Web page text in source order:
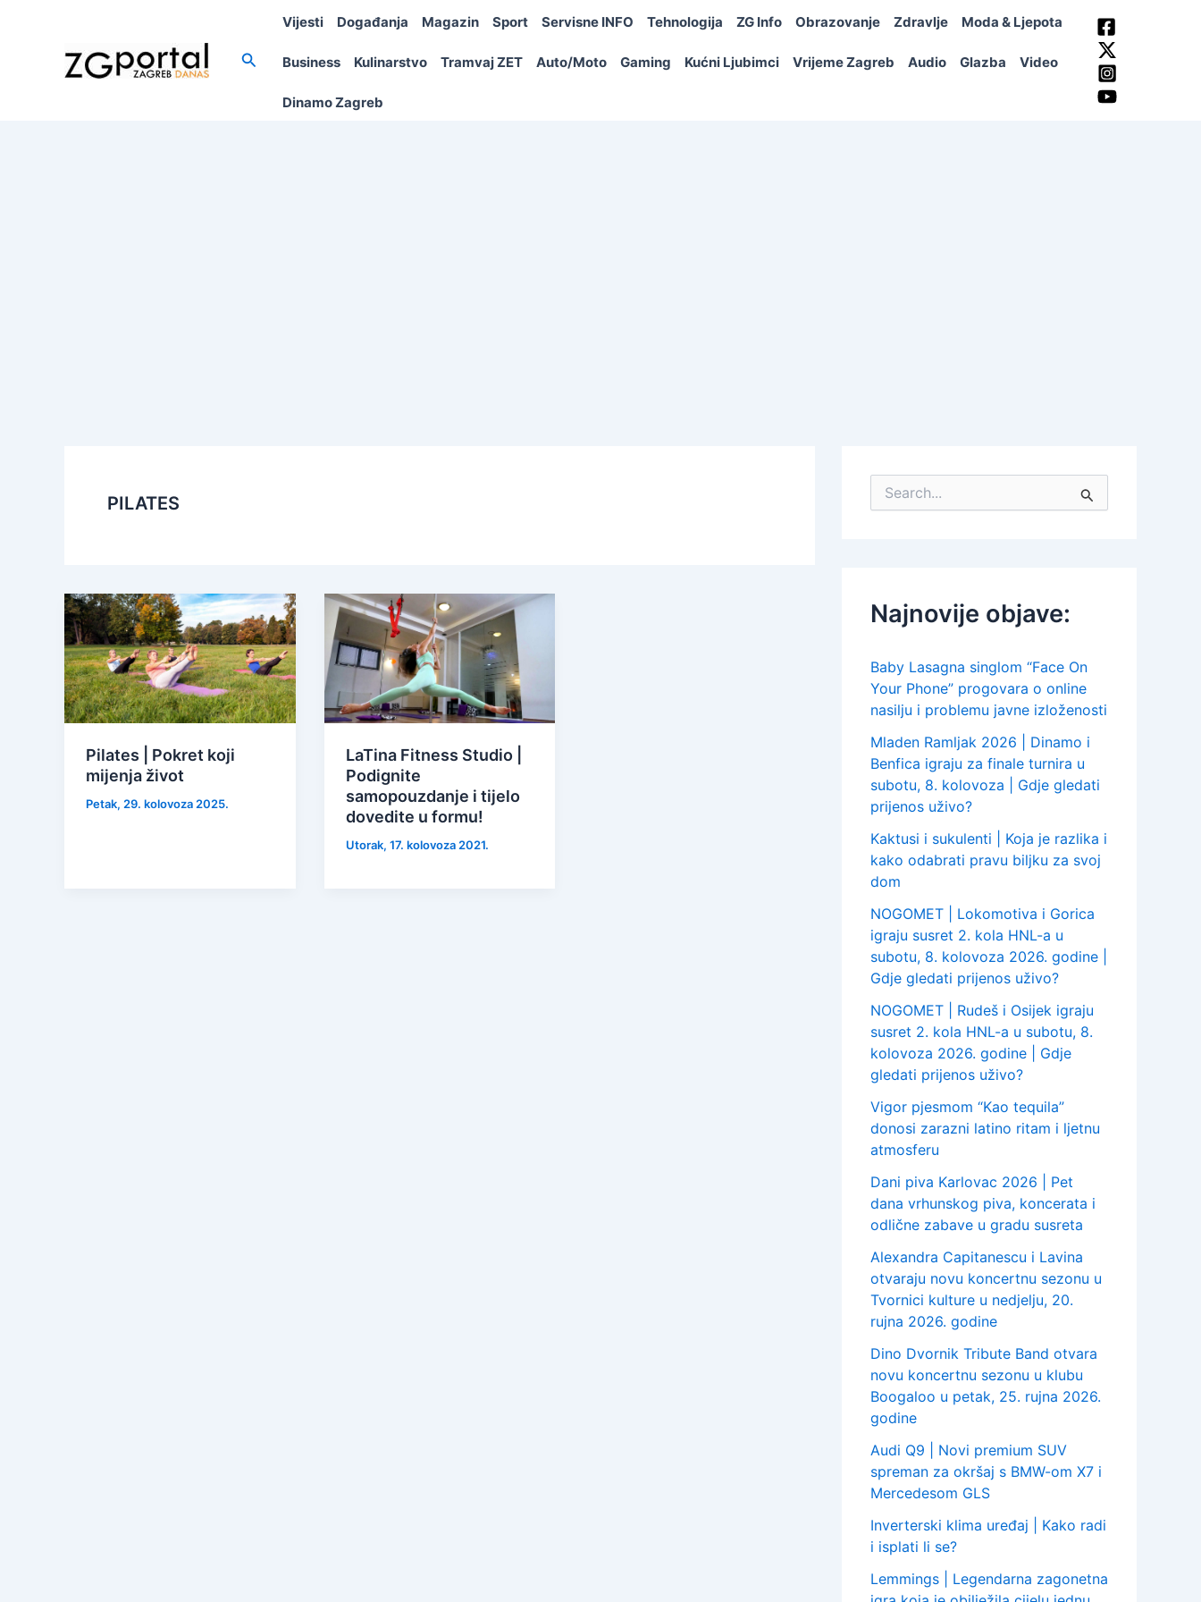
Search
Vijesti Događanja Magazin Sport Servisne INFO Tehnologija ZG Info Obrazovanje Zdravlje Moda & Ljepota
Business Kulinarstvo Tramvaj ZET Auto/Moto Gaming Kućni Ljubimci Vrijeme Zagreb Audio Glazba Video
Dinamo Zagreb
PILATES
Pilates | Pokret koji
mijenja život
Petak, 29. kolovoza 2025.
LaTina Fitness Studio |
Podignite
samopouzdanje i tijelo
dovedite u formu!
Utorak, 17. kolovoza 2021.
o
rNajnovije objave:
Baby Lasagna singlom “Face On
Your Phone” progovara o online
nasilju i problemu javne izloženosti
Mladen Ramljak 2026 | Dinamo i
Benfica igraju za finale turnira u
subotu, 8. kolovoza | Gdje gledati
prijenos uživo?
Kaktusi i sukulenti | Koja je razlika i
kako odabrati pravu biljku za svoj
dom
NOGOMET | Lokomotiva i Gorica
igraju susret 2. kola HNL-a u
subotu, 8. kolovoza 2026. godine |
Gdje gledati prijenos uživo?
NOGOMET | Rudeš i Osijek igraju
susret 2. kola HNL-a u subotu, 8.
kolovoza 2026. godine | Gdje
gledati prijenos uživo?
Vigor pjesmom “Kao tequila”
donosi zarazni latino ritam i ljetnu
atmosferu
Dani piva Karlovac 2026 | Pet
dana vrhunskog piva, koncerata i
odlične zabave u gradu susreta
Alexandra Capitanescu i Lavina
otvaraju novu koncertnu sezonu u
Tvornici kulture u nedjelju, 20.
rujna 2026. godine
Dino Dvornik Tribute Band otvara
novu koncertnu sezonu u klubu
Boogaloo u petak, 25. rujna 2026.
godine
Audi Q9 | Novi premium SUV
spreman za okršaj s BMW-om X7 i
Mercedesom GLS
Inverterski klima uređaj | Kako radi
i isplati li se?
Lemmings | Legendarna zagonetna